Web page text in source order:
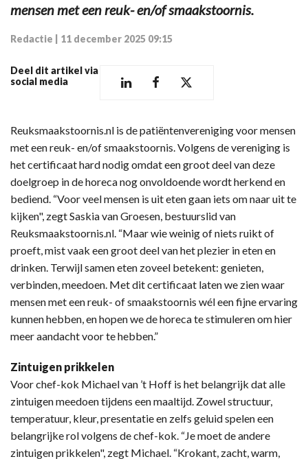
mensen met een reuk- en/of smaakstoornis.
Redactie 11 december 2025 09:15
Deel dit artikel via
social media
Reuksmaakstoornis.nl is de patiëntenvereniging voor mensen
met een reuk- en/of smaakstoornis. Volgens de vereniging is
het certificaat hard nodig omdat een groot deel van deze
doelgroep in de horeca nog onvoldoende wordt herkend en
bediend. “Voor veel mensen is uit eten gaan iets om naar uit te
kijken", zegt Saskia van Groesen, bestuurslid van
Reuksmaakstoornis.nl. “Maar wie weinig of niets ruikt of
proeft, mist vaak een groot deel van het plezier in eten en
drinken. Terwijl samen eten zoveel betekent: genieten,
verbinden, meedoen. Met dit certificaat laten we zien waar
mensen met een reuk- of smaakstoornis wél een fijne ervaring
kunnen hebben, en hopen we de horeca te stimuleren om hier
meer aandacht voor te hebben.”
Zintuigen prikkelen
Voor chef-kok Michael van ’t Hoff is het belangrijk dat alle
zintuigen meedoen tijdens een maaltijd. Zowel structuur,
temperatuur, kleur, presentatie en zelfs geluid spelen een
belangrijke rol volgens de chef-kok. “Je moet de andere
zintuigen prikkelen", zegt Michael. “Krokant, zacht, warm,